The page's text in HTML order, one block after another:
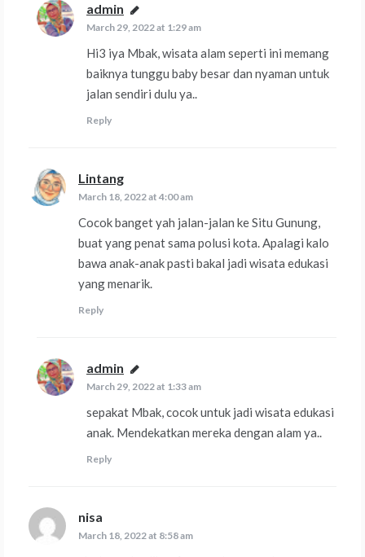
admin says:
March 29, 2022 at 1:29 am
Hi3 iya Mbak, wisata alam seperti ini memang
baiknya tunggu baby besar dan nyaman untuk
jalan sendiri dulu ya..
Reply
Lintang
March 18, 2022 at 4:00 am
Cocok banget yah jalan-jalan ke Situ Gunung,
buat yang penat sama polusi kota. Apalagi kalo
bawa anak-anak pasti bakal jadi wisata edukasi
yang menarik.
Reply
admin says:
March 29, 2022 at 1:33 am
sepakat Mbak, cocok untuk jadi wisata edukasi
anak. Mendekatkan mereka dengan alam ya..
Reply
nisa
March 18, 2022 at 8:58 am